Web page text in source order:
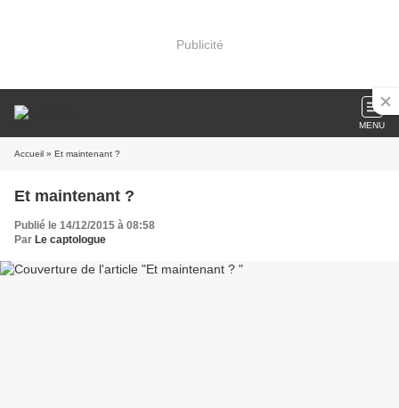
Publicité
MENU
Accueil » Et maintenant ?
Et maintenant ?
Publié le 14/12/2015 à 08:58
Par Le captologue